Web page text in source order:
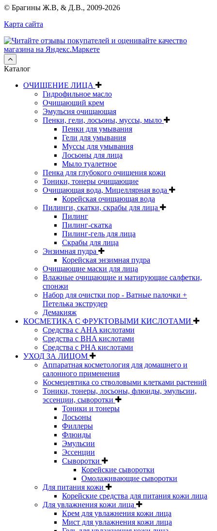
© Брагины Ж.В, & Д.В., 2009-2026
Карта сайта
Каталог
ОЧИЩЕНИЕ ЛИЦА
Гидрофильное масло
Очищающий крем
Эмульсия очищающая
Пенки, гели, лосьоны, муссы, мыло
Пенки для умывания
Гели для умывания
Муссы для умывания
Лосьоны для лица
Мыло туалетное
Пенка для глубокого очищения кожи
Тоники, тонеры очищающие
Очищающая вода, Мицеллярная вода
Корейская очищающая вода
Пилинги, скатки, скрабы для лица
Пилинг
Пилинг-скатка
Пилинг-гель для лица
Скрабы для лица
Энзимная пудра
Корейская энзимная пудра
Очищающие маски для лица
Влажные очищающие и матирующие салфетки,
спонжи
Набор для очистки пор - Ватные палочки +
Петелька экструдер
Демакияж
КОСМЕТИКА С ФРУКТОВЫМИ КИСЛОТАМИ
Средства с AHA кислотами
Средства с BHA кислотами
Средства с PHA кислотами
УХОД ЗА ЛИЦОМ
Аппаратная косметология для домашнего и
салонного применения
Космецевтика со стволовыми клетками растений
Тоники, тонеры, лосьоны, флюиды, эмульсии,
эссенции, сыворотки
Тоники и тонеры
Лосьоны
Филлеры
Флюиды
Эмульсии
Эссенции
Сыворотки
Корейские сыворотки
Омолаживающие сыворотки
Для питания кожи
Корейские средства для питания кожи лица
Для увлажнения кожи лица
Крем для увлажнения кожи лица
Мист для увлажнения кожи лица